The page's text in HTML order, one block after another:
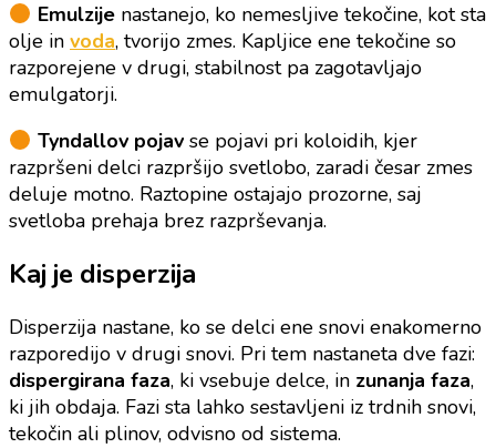
Emulzijenastanejo, ko nemesljive tekočine, kot sta
olje in voda, tvorijo zmes. Kapljice ene tekočine so
razporejene v drugi, stabilnost pa zagotavljajo
emulgatorji.
Tyndallov pojavse pojavi pri koloidih, kjer
razpršeni delci razpršijo svetlobo, zaradi česar zmes
deluje motno. Raztopine ostajajo prozorne, saj
svetloba prehaja brez razprševanja.
Kaj je disperzija
Disperzija nastane, ko se delci ene snovi enakomerno
razporedijo v drugi snovi. Pri tem nastaneta dve fazi:
dispergirana faza, ki vsebuje delce, in zunanja faza,
ki jih obdaja. Fazi sta lahko sestavljeni iz trdnih snovi,
tekočin ali plinov, odvisno od sistema.